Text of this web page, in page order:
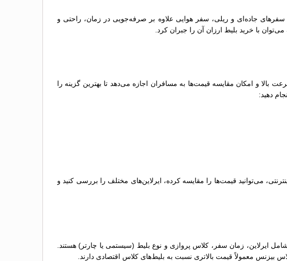
سفرهای جاده‌ای و ریلی، سفر هوایی علاوه بر صرفه‌جویی در زمان، راحتی و
با خرید بلیط ارزان آن را جبران کرد.
و امکان مقایسه قیمت‌ها به مسافران اجازه می‌دهد تا بهترین گزینه را
دهید:
می‌توانید قیمت‌ها را مقایسه کرده، ایرلاین‌های مختلف را بررسی کنید و
ایرلاین، زمان سفر، کلاس پروازی و نوع بلیط (سیستمی یا چارتر) هستند.
بیزنس معمولاً قیمت بالاتری نسبت به بلیط‌های کلاس اقتصادی دارند.